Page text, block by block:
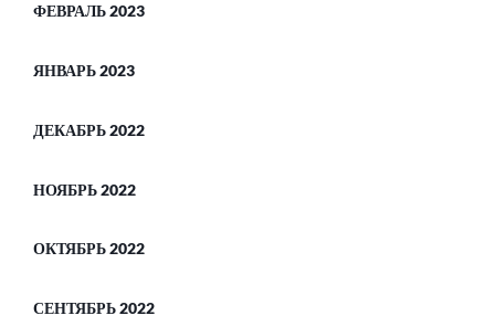
ФЕВРАЛЬ 2023
ЯНВАРЬ 2023
ДЕКАБРЬ 2022
НОЯБРЬ 2022
ОКТЯБРЬ 2022
СЕНТЯБРЬ 2022